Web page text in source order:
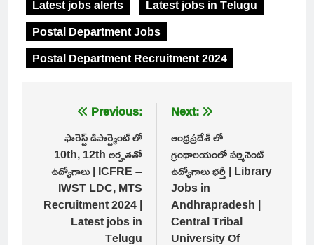
Latest jobs alerts
Latest jobs in Telugu
Postal Department Jobs
Postal Department Recruitment 2024
navigation
Previous:
ఫారెస్ట్ డిపార్ట్మెంట్ లో
10th, 12th అర్హతతో
ఉద్యోగాలు | ICFRE –
IWST LDC, MTS
Recruitment 2024 |
Latest jobs in
Telugu
Next:
ఆంధ్రప్రదేశ్ లో
గ్రంథాలయంలో పర్మినెంట్
ఉద్యోగాలు భర్తీ | Library
Jobs in
Andhrapradesh |
Central Tribal
University Of